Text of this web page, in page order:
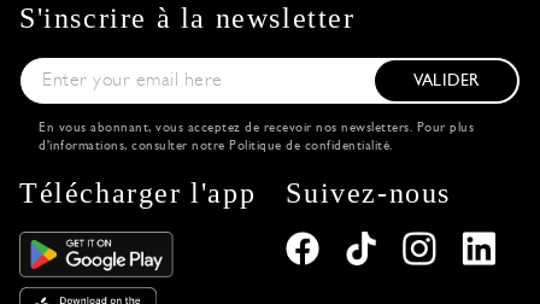
S'inscrire à la newsletter
VALIDER
En vous abonnant, vous acceptez de recevoir nos newsletters. Pour plus
d'informations, consulter notre Politique de confidentialité.
Télécharger l'app Suivez-nous